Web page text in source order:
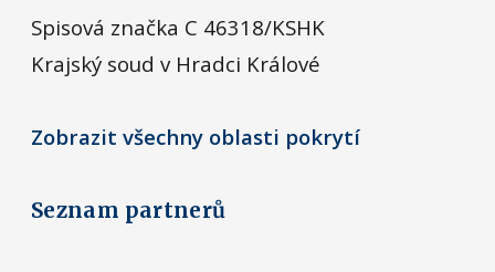
Spisová značka C 46318/KSHK
Krajský soud v Hradci Králové
Zobrazit všechny oblasti pokrytí
Seznam partnerů